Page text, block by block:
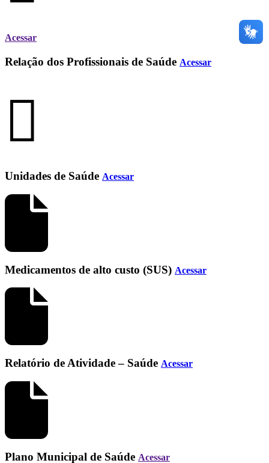
Acessar
Relação dos Profissionais de Saúde Acessar
Unidades de Saúde Acessar
Medicamentos de alto custo (SUS) Acessar
Relatório de Atividade – Saúde Acessar
Plano Municipal de Saúde Acessar